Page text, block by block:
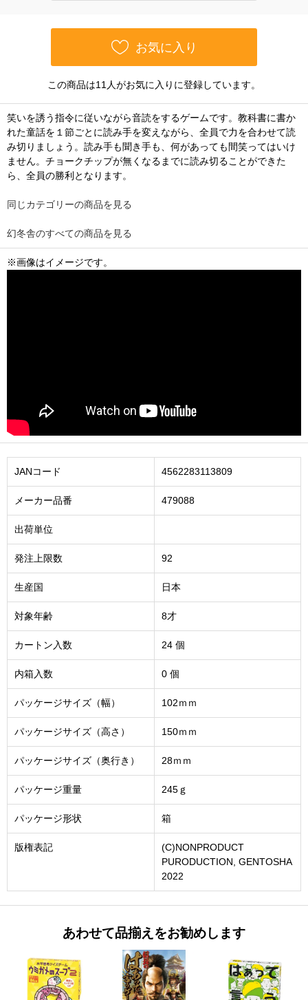
お気に入り
この商品は11人がお気に入りに登録しています。
笑いを誘う指令に従いながら音読をするゲームです。教科書に書か
れた童話を１節ごとに読み手を変えながら、全員で力を合わせて読
み切りましょう。読み手も聞き手も、何があっても間笑ってはいけ
ません。チョークチップが無くなるまでに読み切ることができた
ら、全員の勝利となります。
同じカテゴリーの商品を見る
幻冬舎のすべての商品を見る
※画像はイメージです。
JANコード 4562283113809
メーカー品番 479088
出荷単位
発注上限数 92
生産国 日本
対象年齢 8才
カートン入数 24 個
内箱入数 0 個
パッケージサイズ（幅） 102ｍｍ
パッケージサイズ（高さ） 150ｍｍ
パッケージサイズ（奥行き） 28ｍｍ
パッケージ重量 245ｇ
パッケージ形状 箱
版権表記
(C)NONPRODUCT
PURODUCTION, GENTOSHA
2022
あわせて品揃えをお勧めします